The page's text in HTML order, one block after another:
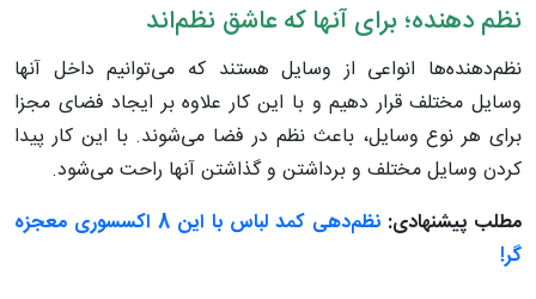
نظم دهنده‌؛ برای آنها که عاشق نظم‌اند
نظم‌دهنده‌ها انواعی از وسایل هستند که می‌توانیم داخل آنها
وسایل مختلف قرار دهیم و با این کار علاوه بر ایجاد فضای مجزا
برای هر نوع وسایل، باعث نظم در فضا می‌شوند. با این کار پیدا
کردن وسایل مختلف و برداشتن و گذاشتن آنها راحت می‌شود.
مطلب پیشنهادی:
نظم‌دهی کمد لباس با این 8 اکسسوری معجزه
گر!